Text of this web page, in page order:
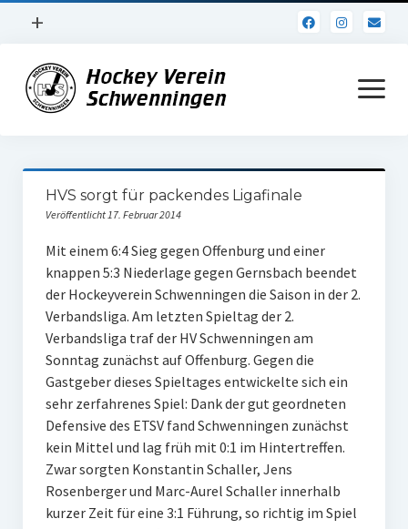
Menü
+
Impressum
Datenschutz
Menü
öffnen
Verein
Daten und Fakten
Vereinsheim
Hockey Shirts
FSJ Stelle
W U16
W U12
M U18
HVS sorgt für packendes Ligafinale
Veröffentlicht 17. Februar 2014
Mit einem 6:4 Sieg gegen Offenburg und einer
knappen 5:3 Niederlage gegen Gernsbach beendet
der Hockeyverein Schwenningen die Saison in der 2.
Verbandsliga. Am letzten Spieltag der 2.
Verbandsliga traf der HV Schwenningen am
Sonntag zunächst auf Offenburg. Gegen die
Gastgeber dieses Spieltages entwickelte sich ein
sehr zerfahrenes Spiel: Dank der gut geordneten
Defensive des ETSV fand Schwenningen zunächst
kein Mittel und lag früh mit 0:1 im Hintertreffen.
Zwar sorgten Konstantin Schaller, Jens
Rosenberger und Marc-Aurel Schaller innerhalb
kurzer Zeit für eine 3:1 Führung, so richtig im Spiel